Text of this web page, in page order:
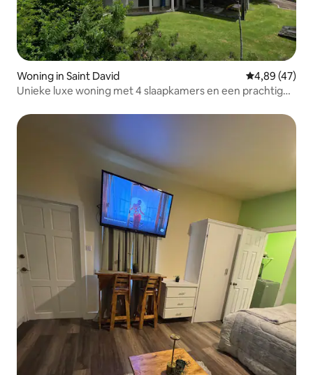
Woning in Saint David Gemiddelde
4,89 (47)
Unieke luxe woning met 4 slaapkamers en een prachtig